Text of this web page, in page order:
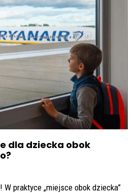
dla dziecka obok
W praktyce „miejsce obok dziecka”